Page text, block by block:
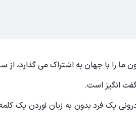
ما را با جهان به اشتراک می گذارد،
انگیز است.
یک فرد بدون به زبان آوردن یک کلمه